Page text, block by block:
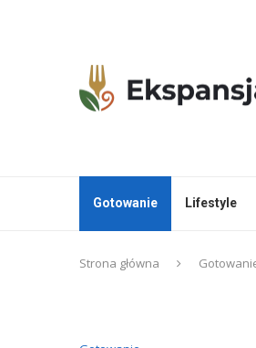
Gotowanie Lifestyle
Strona główna